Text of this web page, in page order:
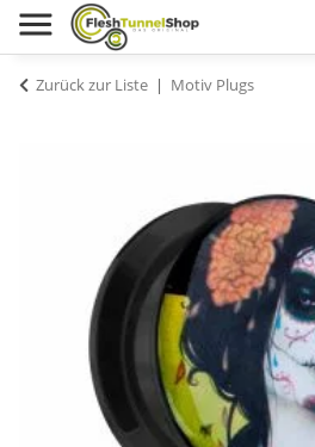
Zurück zur Liste Motiv Plugs